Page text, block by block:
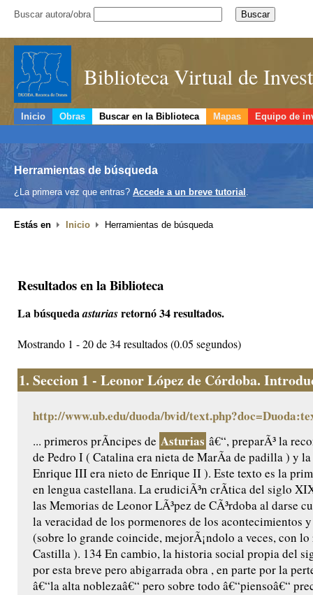
Buscar autora/obra
Biblioteca Virtual de
Inicio Obras Buscar en la Biblioteca Mapas Equipo de
Herramientas de búsqueda
¿La primera vez que entras? Accede a un breve tutorial .
Estás en Inicio Herramientas de búsqueda
Resultados en la Biblioteca
La búsquedaasturiasretornó 34 resultados.
Mostrando 1 - 20 de 34 resultados (0.05 segundos)
1. Seccion 1 - Leonor López de Córdoba.
http://www.ub.edu/duoda/bvid/
... primeros prÃ­ncipes de Asturias â€“, preparÃ³ la
de Pedro I ( Catalina era nieta de MarÃ­a de padilla ) y
Enrique III era nieto de Enrique II ). Este texto es la
en lengua castellana. La erudiciÃ³n crÃ­tica del siglo
las Memorias de Leonor LÃ³pez de CÃ³rdoba al darse
la veracidad de los pormenores de los acontecimientos
(sobre lo grande coincide, mejorÃ¡ndolo a veces, con
Castilla ). 134 En cambio, la historia social propia del
por esta breve pero abigarrada obra , en parte por la
â€“la alta noblezaâ€“ pero sobre todo â€“piensoâ€“